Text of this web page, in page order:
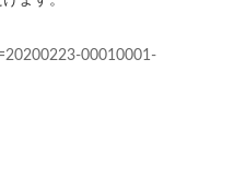
00010001-